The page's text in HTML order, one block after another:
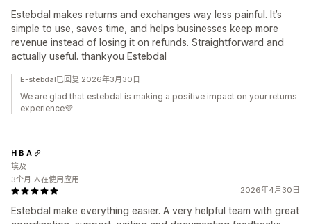
Estebdal makes returns and exchanges way less painful. It’s
simple to use, saves time, and helps businesses keep more
revenue instead of losing it on refunds. Straightforward and
actually useful. thankyou Estebdal
E-stebdal已回复 2026年3月30日
We are glad that estebdal is making a positive impact on your returns
experience💜
2026年4月30日
Estebdal make everything easier. A very helpful team with great
H B A
埃及
3个月 人在使用应用